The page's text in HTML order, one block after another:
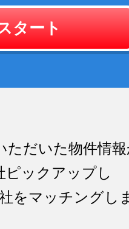
タート
ただいた物件情報
ピックアップし
をマッチングし